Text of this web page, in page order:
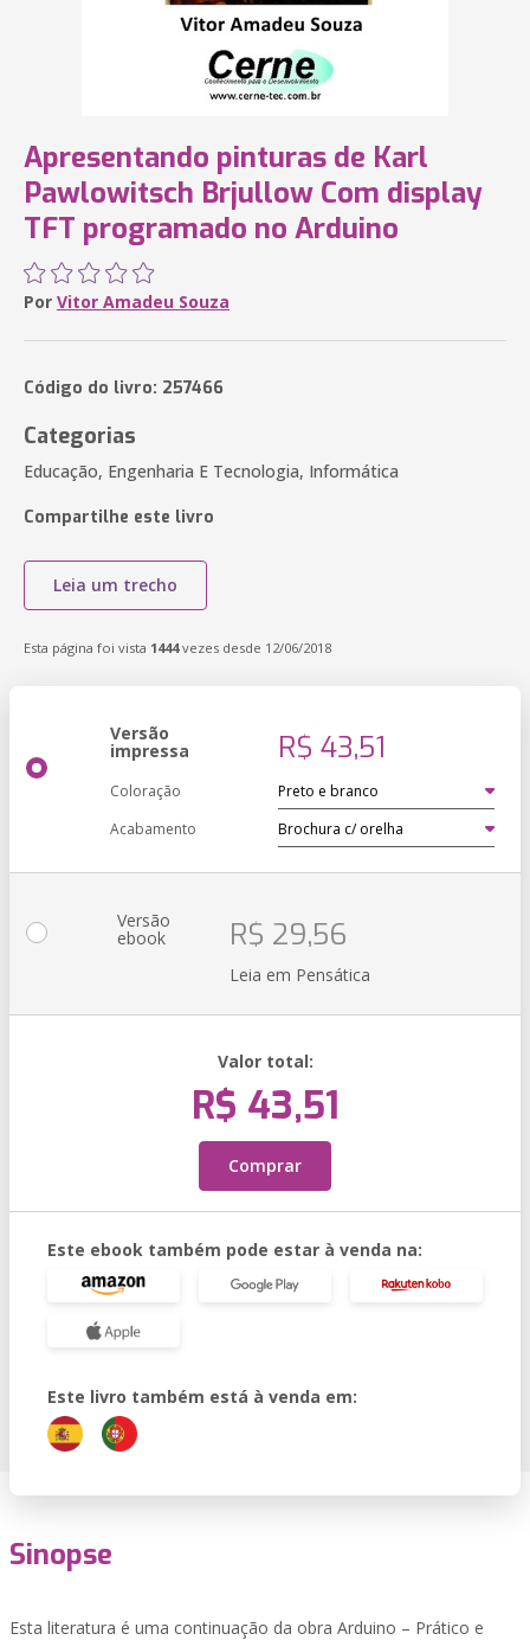
Apresentando pinturas de Karl
Pawlowitsch Brjullow Com display
TFT programado no Arduino
Por Vitor Amadeu Souza
Código do livro: 257466
Categorias
Educação, Engenharia E Tecnologia, Informática
Compartilhe este livro
Leia um trecho
Esta página foi vista 1444vezes desde 12/06/2018
Versão
impressa R$ 43,51
Coloração
Acabamento
Versão
ebook R$ 29,56
Leia em Pensática
Valor total:
R$ 43,51
Comprar
Este ebook também pode estar à venda na:
Este livro também está à venda em:
Sinopse
Esta literatura é uma continuação da obra Arduino – Prático e